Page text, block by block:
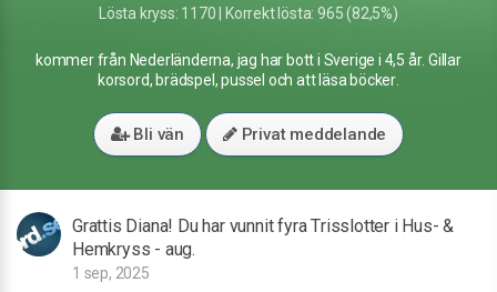
Lösta kryss: 1170 | Korrekt lösta: 965 (82,5%)
kommer från Nederländerna, jag har bott i Sverige i 4,5 år. Gillar
korsord, brädspel, pussel och att läsa böcker.
Bli vän Privat meddelande
Grattis Diana! Du har vunnit fyra Trisslotter i Hus- &
Hemkryss - aug.
1 sep, 2025